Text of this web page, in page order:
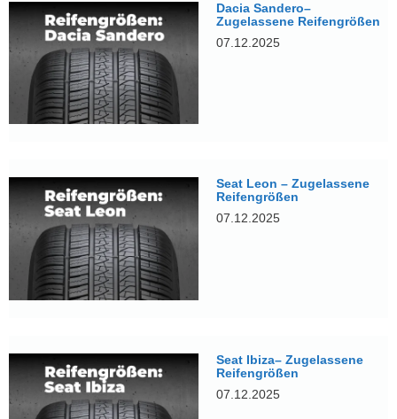
Dacia Sandero–
Zugelassene Reifengrößen
07.12.2025
Seat Leon – Zugelassene
Reifengrößen
07.12.2025
Seat Ibiza– Zugelassene
Reifengrößen
07.12.2025